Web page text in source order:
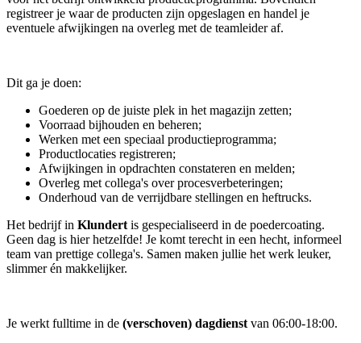
registreer je waar de producten zijn opgeslagen en handel je
eventuele afwijkingen na overleg met de teamleider af.
Dit ga je doen:
Goederen op de juiste plek in het magazijn zetten;
Voorraad bijhouden en beheren;
Werken met een speciaal productieprogramma;
Productlocaties registreren;
Afwijkingen in opdrachten constateren en melden;
Overleg met collega's over procesverbeteringen;
Onderhoud van de verrijdbare stellingen en heftrucks.
Het bedrijf in Klundert is gespecialiseerd in de poedercoating.
Geen dag is hier hetzelfde! Je komt terecht in een hecht, informeel
team van prettige collega's. Samen maken jullie het werk leuker,
slimmer én makkelijker.
Je werkt fulltime in de (verschoven) dagdienst van 06:00-18:00.